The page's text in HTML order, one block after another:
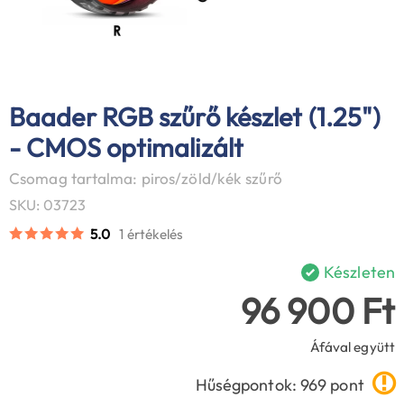
Baader RGB szűrő készlet (1.25")
- CMOS optimalizált
Csomag tartalma: piros/zöld/kék szűrő
SKU: 03723
5.0 1 értékelés
Készleten
96 900 Ft
Áfával együtt
Hűségpontok: 969 pont